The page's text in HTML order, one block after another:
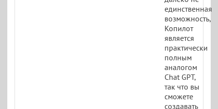
единственная
возможность,
Копилот
является
практически
полным
аналогом
Chat GPT,
так что вы
сможете
создавать